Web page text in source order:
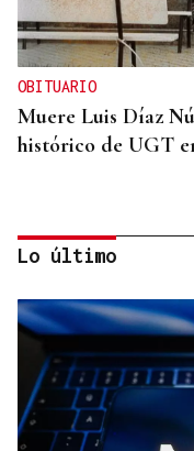
OBITUARIO
Muere Luis Díaz
histórico de UGT
Lo último